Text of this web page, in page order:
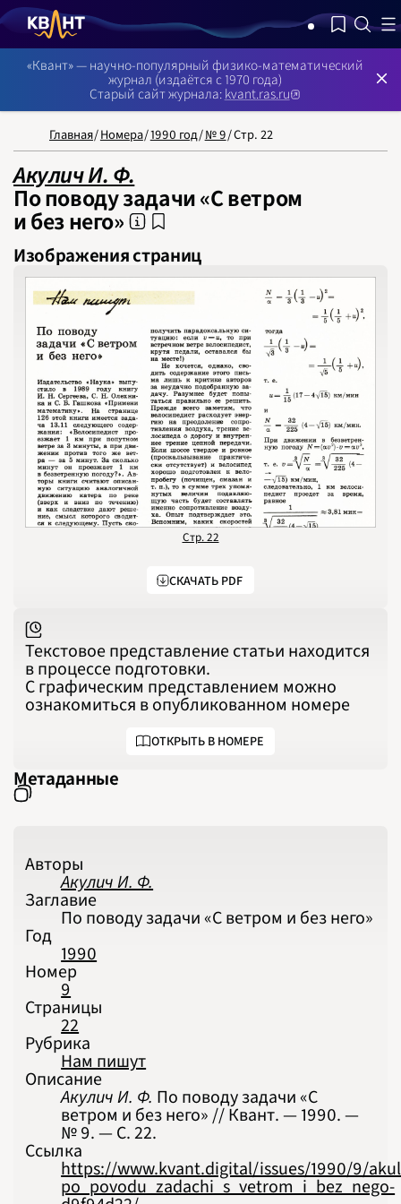
НОМЕРА СТАТЬИ ЗАДАЧИ УКАЗАТЕЛИ
1973
1974
1975
1976
1978
1979
1980
1982
1983
1985
1986
1987
1988
1989
1990
1991
1992
1993
1994
1995
1996
1997
1998
1999
2000
2001
2002
2003
2004
2006
2007
2013
2014
2015
2016
2017
2018
2019
2021
NB: Сортировка результатов — по релевантности, поиск в
«Квант» — научно-популярный физико-математический
журнал (издаётся с 1970 года)
Старый сайт журнала: kvant.ras.ru
Главная/Номера/1990 год/№ 9/Стр. 22
Акулич И. Ф.
По поводу задачи «С ветром
и без него»
Изображения страниц
Стр. 22
СКАЧАТЬ PDF
Текстовое представление статьи находится
в процессе подготовки.
С графическим представлением можно
ознакомиться в опубликованном номере
ОТКРЫТЬ В НОМЕРЕ
Метаданные
Авторы
Акулич И. Ф.
Заглавие
По поводу задачи «С ветром и без него»
Год
1990
Номер
9
Страницы
22
Рубрика
Нам пишут
Описание
Акулич И. Ф. По поводу задачи «С
ветром и без него» // Квант. — 1990. —
№ 9. — С. 22.
Ссылка
https://www.kvant.digital/issues/1990/9/
po_povodu_zadachi_s_vetrom_i_bez_nego-